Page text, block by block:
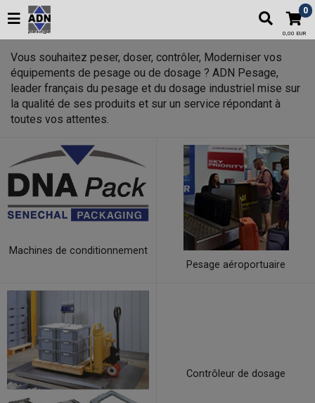
0
0,00 EUR
Vous souhaitez peser, doser, contrôler, Moderniser vos
équipements de pesage ou de dosage ? ADN Pesage,
leader français du pesage et du dosage industriel mise sur
la qualité de ses produits et sur un service répondant à
toutes vos attentes.
Machines de conditionnement
Pesage aéroportuaire
Contrôleur de dosage